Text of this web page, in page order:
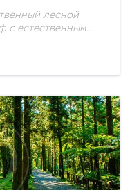
лесной
с естественным
проект,